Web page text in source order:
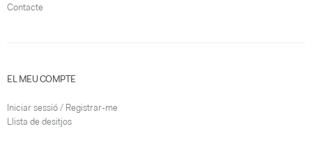
Contacte
EL MEU COMPTE
Iniciar sessió / Registrar-me
Llista de desitjos